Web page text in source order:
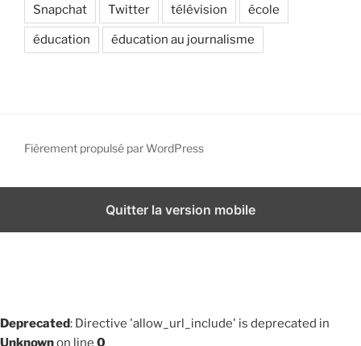
Snapchat Twitter télévision école
éducation éducation au journalisme
Fièrement propulsé par WordPress
Quitter la version mobile
Deprecated: Directive 'allow_url_include' is deprecated in
Unknownon line 0